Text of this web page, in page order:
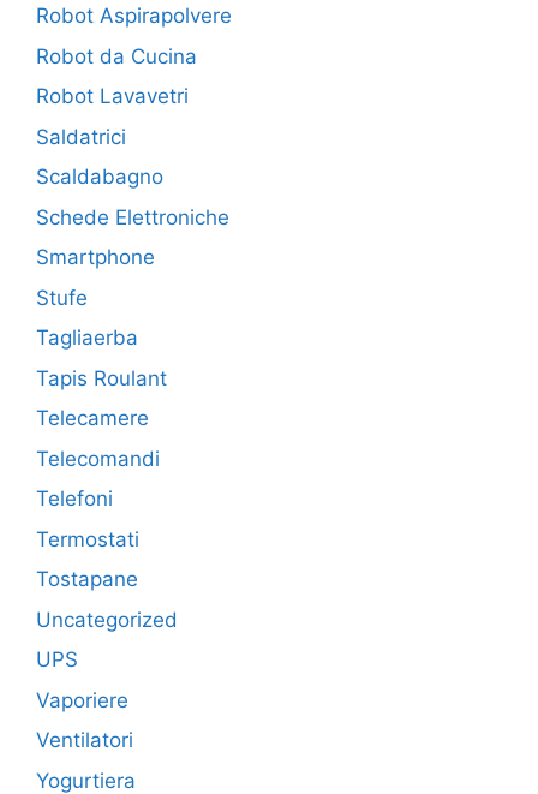
Robot Aspirapolvere
Robot da Cucina
Robot Lavavetri
Saldatrici
Scaldabagno
Schede Elettroniche
Smartphone
Stufe
Tagliaerba
Tapis Roulant
Telecamere
Telecomandi
Telefoni
Termostati
Tostapane
Uncategorized
UPS
Vaporiere
Ventilatori
Yogurtiera